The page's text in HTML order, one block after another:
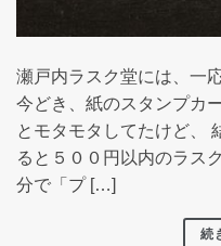
瀬戸内ラスク堂には、一
今どき、紙のスタンプカ
とモタモタしてたけど、
ると５００円以内のラス
分で「プ […]
続